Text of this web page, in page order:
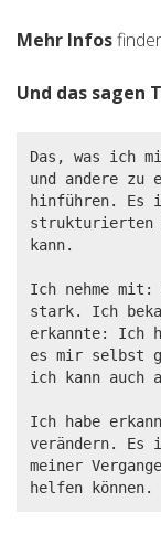
Mehr Infos
Und das sagen
Das, was ich
und andere
hinführen.
strukturierten
kann.
Ich nehme
stark. Ich
erkannte: Ich
es mir selbst
ich kann auch
Ich habe
verändern. Es
meiner